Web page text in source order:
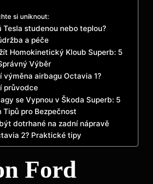
si uniknout:
Tesla studenou nebo teplou?
a péče
Homokinetický Kloub Superb: 5
Výběr
výměna airbagu Octavia 1?
průvodce
se Vypnou v Škoda Superb: 5
Tipů pro Bezpečnost
dotrhané na zadní nápravě
2? Praktické tipy
Ford